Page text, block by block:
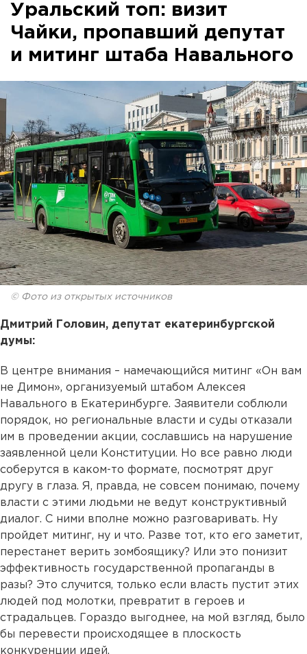
Уральский топ: визит
Чайки, пропавший депутат
и митинг штаба Навального
© Фото из открытых источников
Дмитрий Головин, депутат екатеринбургской
думы:
В центре внимания – намечающийся митинг «Он вам
не Димон», организуемый штабом Алексея
Навального в Екатеринбурге. Заявители соблюли
порядок, но региональные власти и суды отказали
им в проведении акции, сославшись на нарушение
заявленной цели Конституции. Но все равно люди
соберутся в каком-то формате, посмотрят друг
другу в глаза. Я, правда, не совсем понимаю, почему
власти с этими людьми не ведут конструктивный
диалог. С ними вполне можно разговаривать. Ну
пройдет митинг, ну и что. Разве тот, кто его заметит,
перестанет верить зомбоящику? Или это понизит
эффективность государственной пропаганды в
разы? Это случится, только если власть пустит этих
людей под молотки, превратит в героев и
страдальцев. Гораздо выгоднее, на мой взгляд, было
бы перевести происходящее в плоскость
конкуренции идей.